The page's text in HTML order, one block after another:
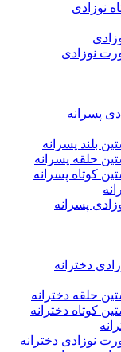
نوزادی
نوزادی
پسرانه
بلند پسرانه
حلقه پسرانه
کوتاه پسرانه
پسرانه
دخترانه
حلقه دخترانه
کوتاه دخترانه
نوزادی دخترانه